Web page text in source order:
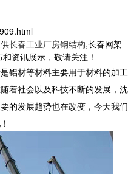
长春工业厂房钢结构,长春网架
资讯展示，敬请关注！
铝材等材料主要用于材料的加工
着社会以及科技不断的发展，沈
的发展趋势也在改变，今天我们